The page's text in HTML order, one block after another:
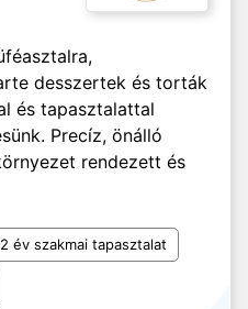
desszertek és torták
és tapasztalattal
Precíz, önálló
rendezett és
év szakmai tapasztalat